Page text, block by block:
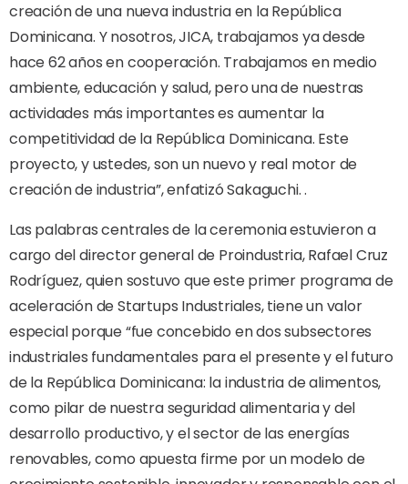
creación de una nueva industria en la República
Dominicana. Y nosotros, JICA, trabajamos ya desde
hace 62 años en cooperación. Trabajamos en medio
ambiente, educación y salud, pero una de nuestras
actividades más importantes es aumentar la
competitividad de la República Dominicana. Este
proyecto, y ustedes, son un nuevo y real motor de
creación de industria”, enfatizó Sakaguchi. .
Las palabras centrales de la ceremonia estuvieron a
cargo del director general de Proindustria, Rafael Cruz
Rodríguez, quien sostuvo que este primer programa de
aceleración de Startups Industriales, tiene un valor
especial porque “fue concebido en dos subsectores
industriales fundamentales para el presente y el futuro
de la República Dominicana: la industria de alimentos,
como pilar de nuestra seguridad alimentaria y del
desarrollo productivo, y el sector de las energías
renovables, como apuesta firme por un modelo de